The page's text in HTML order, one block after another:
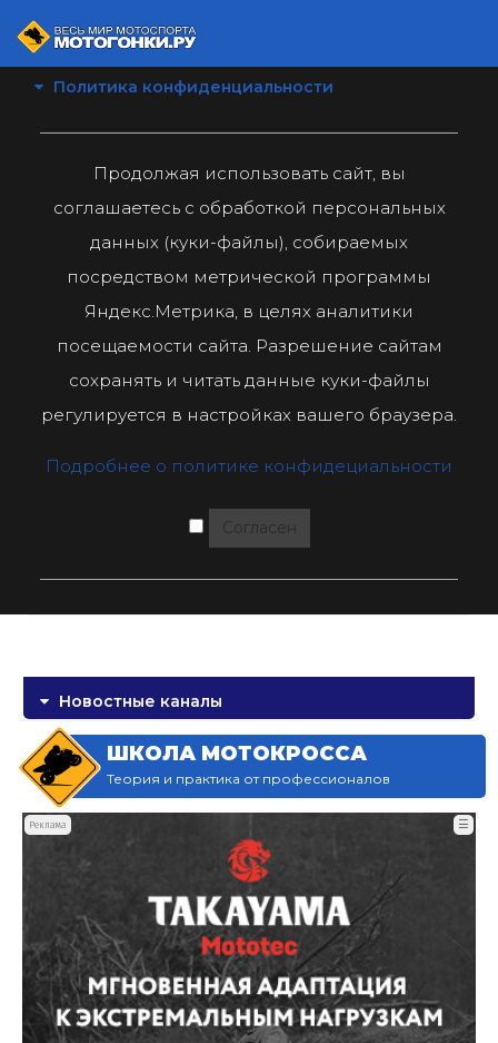
Политика конфиденциальности
Продолжая использовать сайт, вы
соглашаетесь с обработкой персональных
данных (куки-файлы), собираемых
посредством метрической программы
Яндекс.Метрика, в целях аналитики
посещаемости сайта. Разрешение сайтам
сохранять и читать данные куки-файлы
регулируется в настройках вашего браузера.
Подробнее о политике конфидециальности
Согласен
Новостные каналы
ШКОЛА МОТОКРОССА
Теория и практика от профессионалов
Реклама ☰